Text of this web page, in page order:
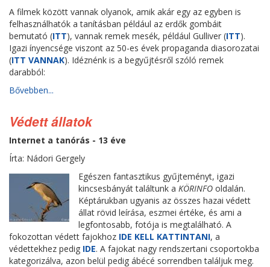
A filmek között vannak olyanok, amik akár egy az egyben is
felhasználhatók a tanításban például az erdők gombáit
bemutató (ITT), vannak remek mesék, például Gulliver (ITT).
Igazi ínyencsége viszont az 50-es évek propaganda diasorozatai
(ITT VANNAK). Idéznénk is a begyűjtésről szóló remek
darabból:
Bővebben...
Védett állatok
Internet a tanórás - 13 éve
Írta: Nádori Gergely
Egészen fantasztikus gyűjteményt, igazi
kincsesbányát találtunk a KÖRINFO oldalán.
Képtárukban ugyanis az összes hazai védett
állat rövid leírása, eszmei értéke, és ami a
legfontosabb, fotója is megtalálható. A
fokozottan védett fajokhoz IDE KELL KATTINTANI, a
védettekhez pedig IDE. A fajokat nagy rendszertani csoportokba
kategorizálva, azon belül pedig ábécé sorrendben találjuk meg.